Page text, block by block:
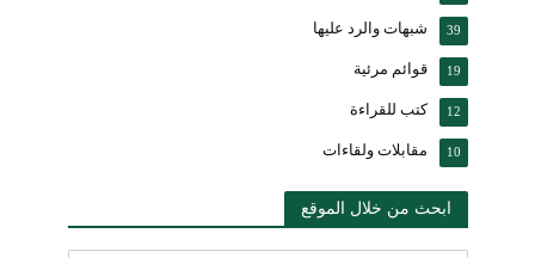
شبهات والرد عليها 39
قوائم مرئية 19
كتب للقراءة 12
مقابلات ولقاءات 10
ابحث من خلال الموقع